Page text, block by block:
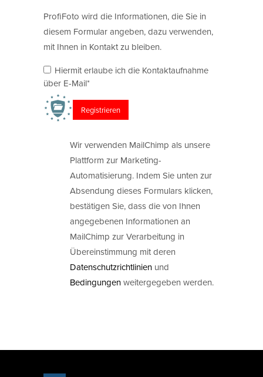
ProfiFoto wird die Informationen, die Sie in
diesem Formular angeben, dazu verwenden,
mit Ihnen in Kontakt zu bleiben.
Hiermit erlaube ich die Kontaktaufnahme
über E-Mail*
Wir verwenden MailChimp als unsere
Plattform zur Marketing-
Automatisierung. Indem Sie unten zur
Absendung dieses Formulars klicken,
bestätigen Sie, dass die von Ihnen
angegebenen Informationen an
MailChimp zur Verarbeitung in
Übereinstimmung mit deren
Datenschutzrichtlinien und
Bedingungenweitergegeben werden.